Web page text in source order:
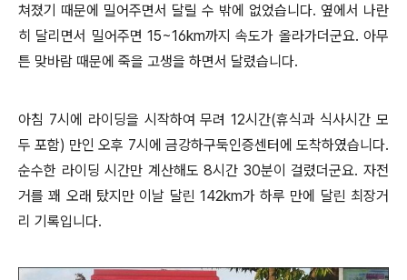
쳐졌기 때문에 밀어주면서 달릴 수 밖에 없었습니다. 옆에서 나란
히 달리면서 밀어주면 15~16km까지 속도가 올라가더군요. 아무
튼 맞바람 때문에 죽을 고생을 하면서 달렸습니다.
아침 7시에 라이딩을 시작하여 무려 12시간(휴식과 식사시간 모
두 포함) 만인 오후 7시에 금강하구둑인증센터에 도착하였습니다.
순수한 라이딩 시간만 계산해도 8시간 30분이 걸렸더군요. 자전
거를 꽤 오래 탔지만 이날 달린 142km가 하루 만에 달린 최장거
리 기록입니다.